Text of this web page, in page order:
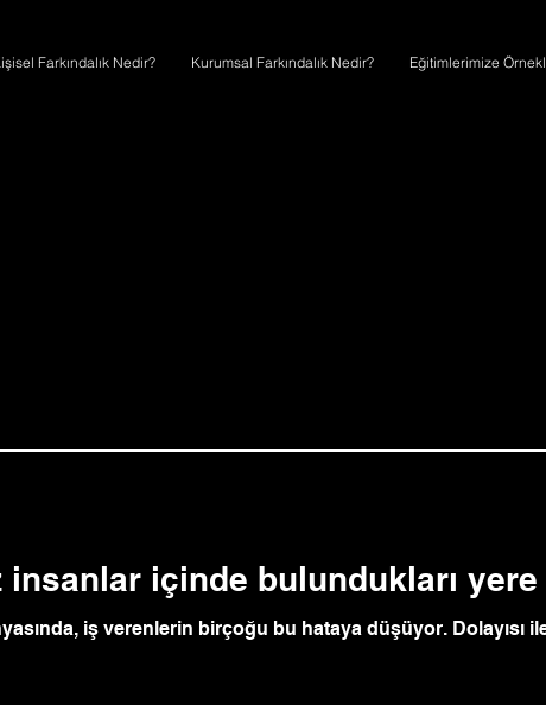
Farkındalık Nedir? Kurumsal Farkındalık Nedir? Eğitimlerimize
insanlar içinde bulundukları
iş verenlerin birçoğu bu hataya düşüyor. Dolayısı